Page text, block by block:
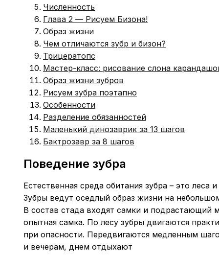
Численность
Глава 2 — Рисуем Бизона!
Образ жизни
Чем отличаются зубр и бизон?
Трицератопс
Мастер-класс: рисование слона
Образ жизни зубров
Рисуем зубра поэтапно
Особенности
Разделение обязанностей
Маленький динозаврик за 13 шагов
Бактрозавр за 8 шагов
Поведение зубра
Естественная среда обитания зубра – это
Зубры ведут оседлый образ жизни на
В состав стада входят самки и подрастающий
опытная самка. По лесу зубры двигаются
при опасности. Передвигаются медленным
и вечерам, днем отдыхают